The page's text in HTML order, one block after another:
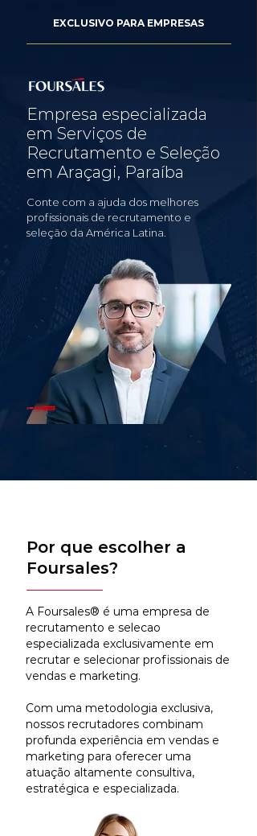
EXCLUSIVO PARA EMPRESAS
Empresa especializada
em Serviços de
Recrutamento e Seleção
em Araçagi, Paraíba
Conte com a ajuda dos melhores
profissionais de recrutamento e
seleção da América Latina.
Por que escolher a
Foursales?
A Foursales® é uma empresa de
recrutamento e selecao
especializada exclusivamente em
recrutar e selecionar profissionais de
vendas e marketing.
Com uma metodologia exclusiva,
nossos recrutadores combinam
profunda experiência em vendas e
marketing para oferecer uma
atuação altamente consultiva,
estratégica e especializada.